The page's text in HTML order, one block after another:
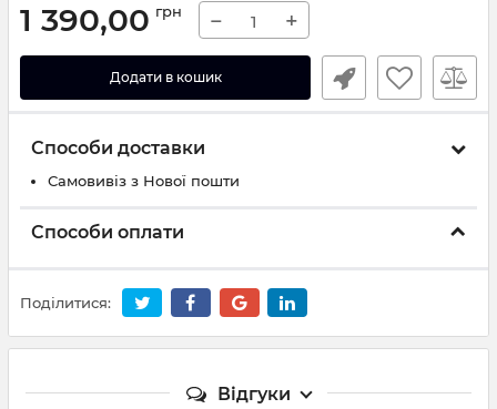
1 390,00 грн − +
Додати в кошик
Способи доставки
Самовивіз з Нової пошти
Способи оплати
Поділитися:
Відгуки